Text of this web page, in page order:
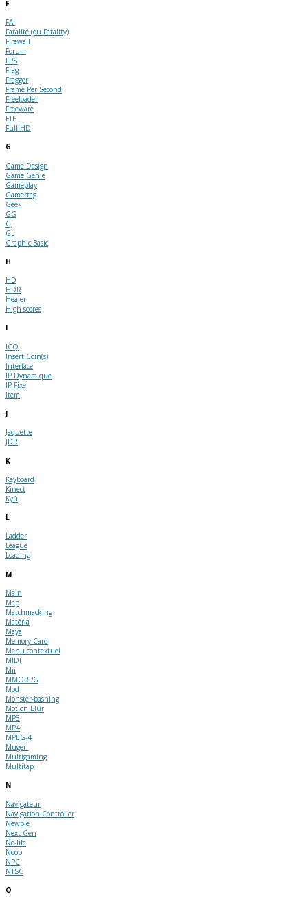
F
FAI
Fatalité (ou Fatality)
Firewall
Forum
FPS
Frag
Fragger
Frame Per Second
Freeloader
Freeware
FTP
Full HD
G
Game Design
Game Genie
Gameplay
Gamertag
Geek
GG
GJ
GL
Graphic Basic
H
HD
HDR
Healer
High scores
I
ICQ
Insert Coin(s)
Interface
IP Dynamique
IP Fixe
Item
J
Jaquette
JDR
K
Keyboard
Kinect
Kyû
L
Ladder
League
Loading
M
Main
Map
Matchmacking
Matéria
Maya
Memory Card
Menu contextuel
MIDI
Mii
MMORPG
Mod
Monster-bashing
Motion Blur
MP3
MP4
MPEG-4
Mugen
Multigaming
Multitap
N
Navigateur
Navigation Controller
Newbie
Next-Gen
No-life
Noob
NPC
NTSC
O